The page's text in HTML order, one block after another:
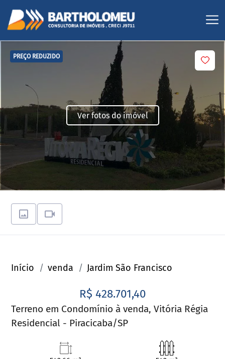
PREÇO REDUZIDO
Ver fotos do imóvel
Início venda Jardim São Francisco
R$ 428.701,40
Terreno em Condomínio à venda, Vitória Régia
Residencial - Piracicaba/SP